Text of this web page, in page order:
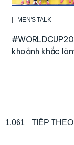
MEN'S TALK
khoảnh khắc
1.061 TIẾP THEO